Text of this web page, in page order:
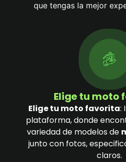
que tengas la mejor
Elige tu moto
Elige tu moto favorita:
plataforma, donde
variedad de modelos de
junto con fotos,
claros.